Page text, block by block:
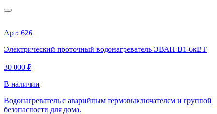
Арт: 626
Электрический проточный водонагреватель ЭВАН В1-6кВТ
30 000 ₽
В наличии
Водонагреватель с аварийным термовыключателем и группой
безопасности для дома.